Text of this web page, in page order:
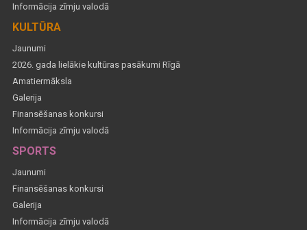
Informācija zīmju valodā
KULTŪRA
Jaunumi
2026. gada lielākie kultūras pasākumi Rīgā
Amatiermāksla
Galerija
Finansēšanas konkursi
Informācija zīmju valodā
SPORTS
Jaunumi
Finansēšanas konkursi
Galerija
Informācija zīmju valodā